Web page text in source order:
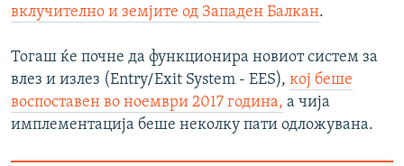
вклучително и земјите од Западен Балкан.
Тогаш ќе почне да функционира новиот систем за
влез и излез (Entry/Exit System - EES), кој беше
воспоставен во ноември 2017 година, а чија
имплементација беше неколку пати одложувана.